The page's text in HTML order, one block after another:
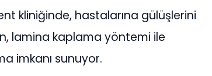
kliniğinde, hastalarına gülüşlerini
lamina kaplama yöntemi ile
imkanı sunuyor.